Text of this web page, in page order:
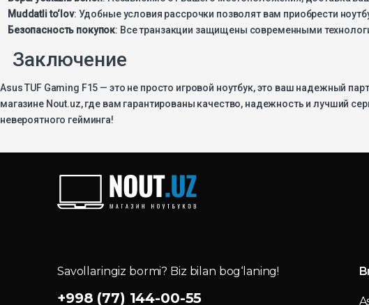
Muddatli to‘lov: Удобные условия рассрочки позволят вам приобрести
Безопасность покупок: Все транзакции защищены современными
Заключение
Asus TUF Gaming F15 — это не просто игровой ноутбук, это ваш надежный
магазине Nout.uz, где вам гарантированы качество, надежность и лучший
невероятного гейминга!
Savollaringiz bormi? Biz bilan bog‘laning!
+998 (77) 144-00-55